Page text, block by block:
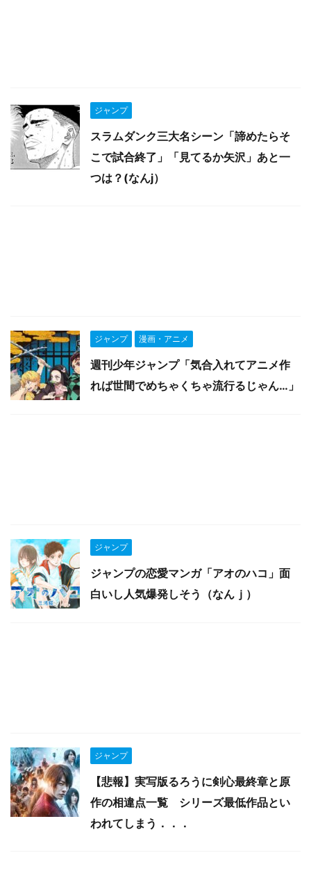
ジャンプ
スラムダンク三大名シーン「諦めたらそ
こで試合終了」「見てるか矢沢」あと一
つは？(なんj）
ジャンプ 漫画・アニメ
週刊少年ジャンプ「気合入れてアニメ作
れば世間でめちゃくちゃ流行るじゃん…」
ジャンプ
ジャンプの恋愛マンガ「アオのハコ」面
白いし人気爆発しそう（なんｊ）
ジャンプ
【悲報】実写版るろうに剣心最終章と原
作の相違点一覧 シリーズ最低作品とい
われてしまう．．．